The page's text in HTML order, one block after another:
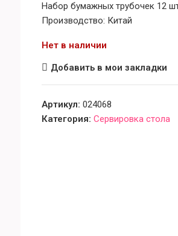
Набор бумажных трубочек 12
Производство: Китай
Нет в наличии
Добавить в мои закладки
Артикул: 024068
Категория: Сервировка стола